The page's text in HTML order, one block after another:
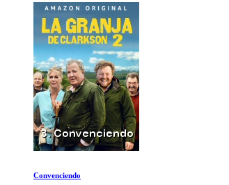
Porque el Estado Islamico se expande tan rapidamente